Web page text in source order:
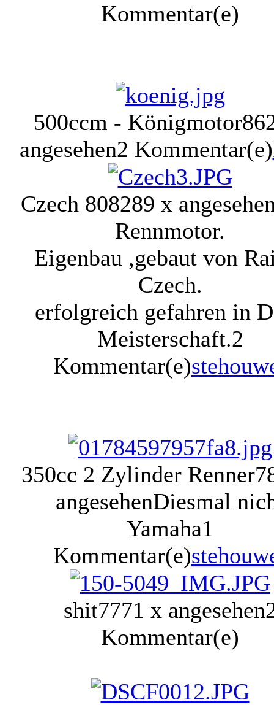
Kommentar(e)
500ccm - Königmotor
angesehen2 Kommentar(e)
Czech 808289 x
Rennmotor.
Eigenbau ,gebaut von
Czech.
erfolgreich gefahren in
Meisterschaft.2
Kommentar(e)
350cc 2 Zylinder Renner
angesehenDiesmal
Yamaha1
Kommentar(e)
shit7771 x angesehen
Kommentar(e)